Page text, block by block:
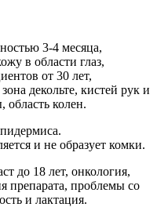
3-4 месяца,
в области глаз,
от 30 лет,
декольте, кистей рук и
область колен.
и не образует комки.
до 18 лет, онкология,
препарата, проблемы со
и лактация.